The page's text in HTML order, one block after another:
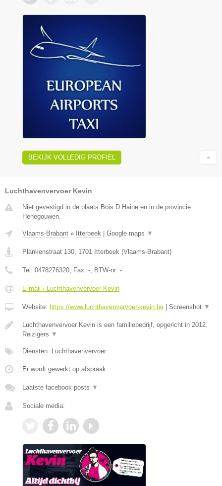
BEKIJK VOLLEDIG PROFIEL
Luchthavenvervoer Kevin
Niet gevestigd in de plaats Bois D Haine en in de provincie
Henegouwen.
Vlaams-Brabant » Itterbeek Google maps ▼
Plankenstraat 130, 1701 Itterbeek (Vlaams-Brabant)
Tel: 0478276320, Fax: -, BTW-nr: -
E-mail › Luchthavenvervoer Kevin
Website: https://www.luchthavenvervoer-kevin.be Screenshot ▼
Luchthavenvervoer Kevin is een familiebedrijf, opgericht in 2012.
Reizigers ▼
Diensten: Luchthavenvervoer
Er wordt gewerkt op afspraak.
Laatste facebook posts ▼
Sociale media: